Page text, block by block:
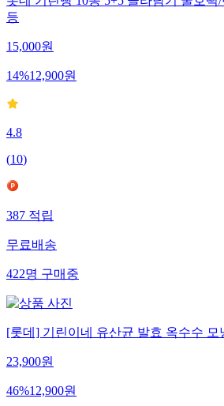
롯데 기린빵 10종 5+5 골라담기 꿀호
등
15,000원
14%12,900원
4.8
(10)
387적립
무료배송
422명구매중
[롯데] 기린이네 유산균 발효 옥수수 모
23,900원
46%12,900원